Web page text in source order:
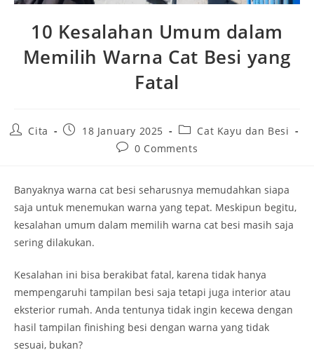
10 Kesalahan Umum dalam
Memilih Warna Cat Besi yang
Fatal
PostCita
Post
published:
18 January 2025
Post
category:
Cat Kayu dan Besi
Post0 Comments
Banyaknya warna cat besi seharusnya memudahkan siapa
saja untuk menemukan warna yang tepat. Meskipun begitu,
kesalahan umum dalam memilih warna cat besi masih saja
sering dilakukan.
Kesalahan ini bisa berakibat fatal, karena tidak hanya
mempengaruhi tampilan besi saja tetapi juga interior atau
eksterior rumah. Anda tentunya tidak ingin kecewa dengan
hasil tampilan finishing besi dengan warna yang tidak
sesuai, bukan?